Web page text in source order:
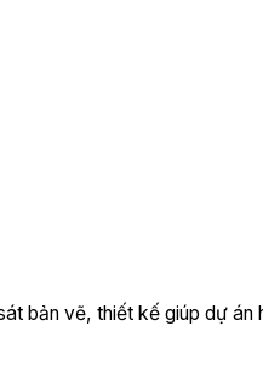
bản vẽ, thiết kế giúp dự